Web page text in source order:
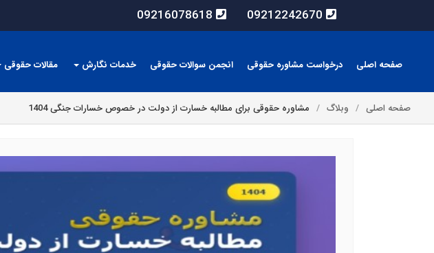
09212242670
09216078618
صفحه اصلی درخواست مشاوره حقوقی انجمن سوالات حقوقی خدمات نگارش مقالات حقوقی
صفحه اصلی وبلاگ مشاوره حقوقی برای مطالبه خسارت از دولت در خصوص خسارات جنگی 1404